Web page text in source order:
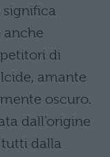
anche
di
amante
oscuro.
dall’origine
dalla